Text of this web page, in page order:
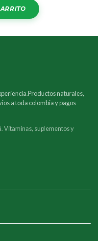
naturales,
a toda colombia y pagos
Vitaminas, suplementos y